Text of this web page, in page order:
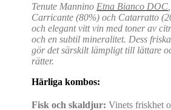
Tenute Mannino Etna Bianco DOC
Carricante (80%) och Catarratto
och elegant vitt vin med toner av
och en subtil mineralitet. Dess
gör det särskilt lämpligt till lättare
rätter.
Härliga kombos:
Fisk och skaldjur: Vinets friskhet